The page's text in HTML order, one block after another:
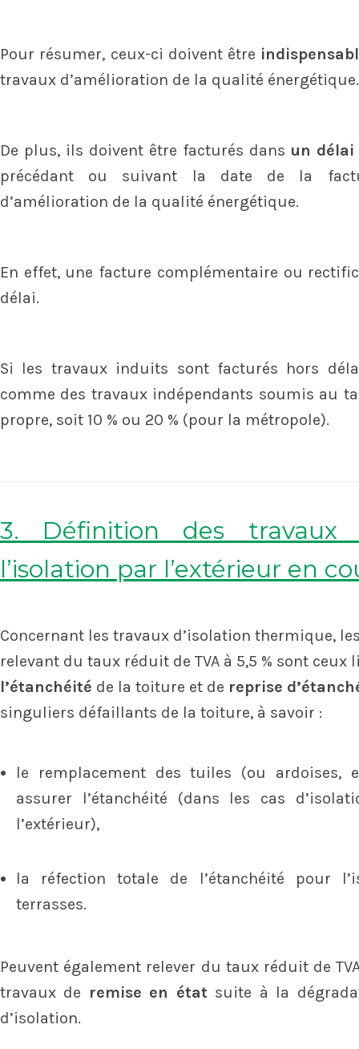
Pour résumer, ceux-ci doivent être
travaux d’amélioration de la qualité énergétique.
De plus, ils doivent être facturés dans un
précédant ou suivant la date de la
d’amélioration de la qualité énergétique.
En effet, une facture complémentaire ou
délai.
Si les travaux induits sont facturés hors
comme des travaux indépendants soumis au
propre, soit 10 % ou 20 % (pour la métropole).
3. Définition des travaux
l’isolation par l’extérieur en
Concernant les travaux d’isolation thermique,
relevant du taux réduit de TVA à 5,5 % sont ceux
l’étanchéité de la toiture et de reprise
singuliers défaillants de la toiture, à savoir :
le remplacement des tuiles (ou ardoises,
assurer l’étanchéité (dans les cas
l’extérieur),
la réfection totale de l’étanchéité pour
terrasses.
Peuvent également relever du taux réduit de
travaux de remise en étatsuite à la
d’isolation.